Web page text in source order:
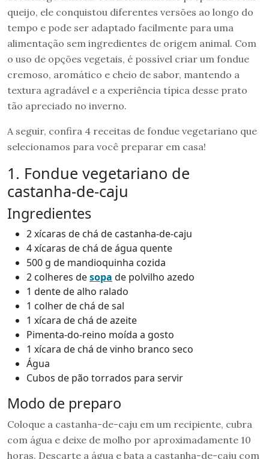
queijo, ele conquistou diferentes versões ao longo do
tempo e pode ser adaptado facilmente para uma
alimentação sem ingredientes de origem animal. Com
o uso de opções vegetais, é possível criar um fondue
cremoso, aromático e cheio de sabor, mantendo a
textura agradável e a experiência típica desse prato
tão apreciado no inverno.
A seguir, confira 4 receitas de fondue vegetariano que
selecionamos para você preparar em casa!
1. Fondue vegetariano de
castanha-de-caju
Ingredientes
2 xícaras de chá de castanha-de-caju
4 xícaras de chá de água quente
500 g de mandioquinha cozida
2 colheres desopa de polvilho azedo
1 dente de alho ralado
1 colher de chá de sal
1 xícara de chá de azeite
Pimenta-do-reino moída a gosto
1 xícara de chá de vinho branco seco
Água
Cubos de pão torrados para servir
Modo de preparo
Coloque a castanha-de-caju em um recipiente, cubra
com água e deixe de molho por aproximadamente 10
horas. Descarte a água e bata a castanha-de-caju com